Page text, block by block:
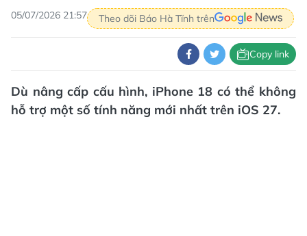
05/07/2026 21:57 Theo dõi Báo Hà Tĩnh trên
Copy link
Dù nâng cấp cấu hình, iPhone 18 có thể không
hỗ trợ một số tính năng mới nhất trên iOS 27.